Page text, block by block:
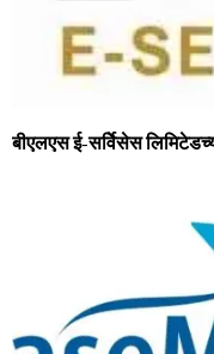
बीएलएस ई-सर्विेसेस